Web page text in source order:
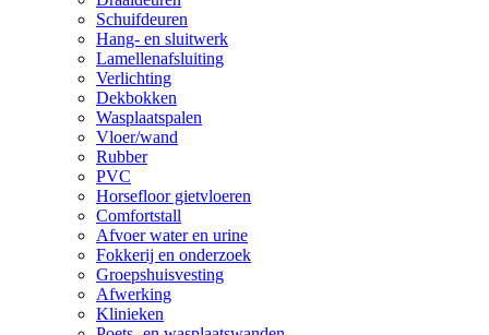
Schuifdeuren
Hang- en sluitwerk
Lamellenafsluiting
Verlichting
Dekbokken
Wasplaatspalen
Vloer/wand
Rubber
PVC
Horsefloor gietvloeren
Comfortstall
Afvoer water en urine
Fokkerij en onderzoek
Groepshuisvesting
Afwerking
Klinieken